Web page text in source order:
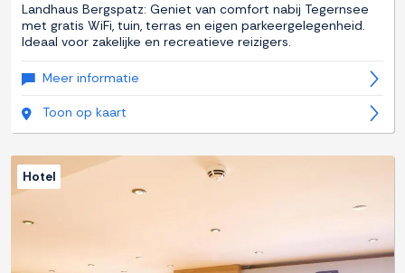
Landhaus Bergspatz: Geniet van comfort nabij Tegernsee
met gratis WiFi, tuin, terras en eigen parkeergelegenheid.
Ideaal voor zakelijke en recreatieve reizigers.
Meer informatie
Toon op kaart
Hotel